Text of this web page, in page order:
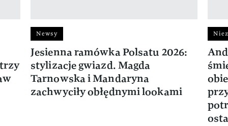
Newsy
Jesienna ramówka Polsatu 2026:
stylizacje gwiazd. Magda
Tarnowska i Mandaryna
zachwyciły obłędnymi lookami